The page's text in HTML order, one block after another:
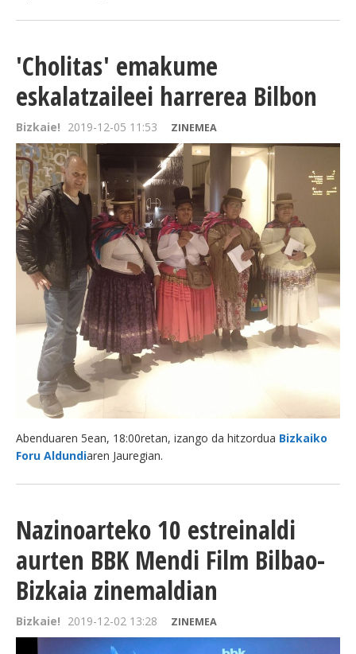
'Cholitas' emakume
eskalatzaileei harrerea Bilbon
Bizkaie! 2019-12-05 11:53 ZINEMEA
Abenduaren 5ean, 18:00retan, izango da hitzordua Bizkaiko
Foru Aldundiaren Jauregian.
Nazinoarteko 10 estreinaldi
aurten BBK Mendi Film Bilbao-
Bizkaia zinemaldian
Bizkaie! 2019-12-02 13:28 ZINEMEA